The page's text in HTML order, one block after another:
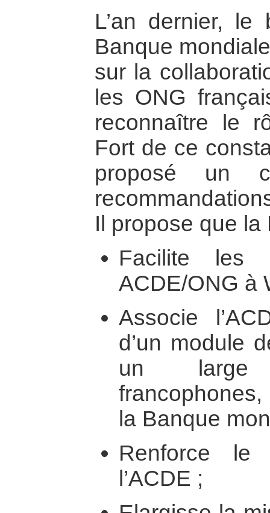
L’an dernier,
Banque
sur la
les ONG
reconnaître le
Fort de ce
proposé un
Il propose que la
Facilite les
ACDE/ONG à
Associe
d’un module
un large
la Banque
Renforce le
l’ACDE ;